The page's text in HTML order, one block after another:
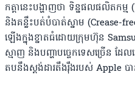
កត្តានេះបង្ហាញថា ទិន្នផលផលិតកម្
និងគន្លឹះបត់បំបាត់ស្នាម (Crease-
ឡើងក្នុងខ្នាតធំដោយក្រុមហ៊ុន
ស្មាញ និងបញ្ហាបច្ចេកទេសច្រើន ដែល
តបនឹងស្តង់ដារតឹងរ៉ឹងរបស់ Apple ប